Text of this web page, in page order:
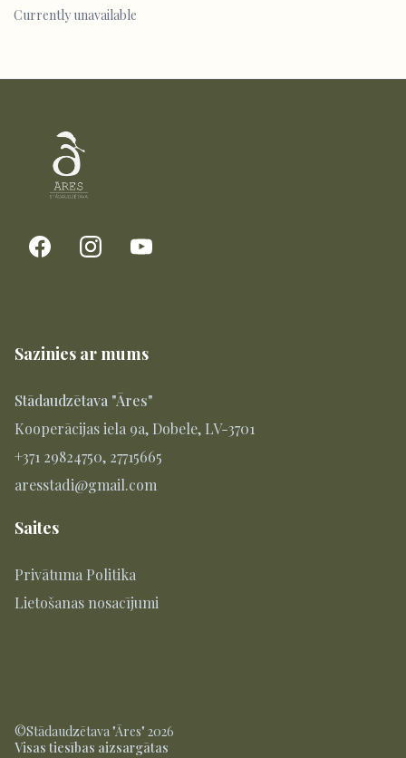
Currently unavailable
Sazinies ar mums
Stādaudzētava "Āres"
Kooperācijas iela 9a, Dobele, LV-3701
+371 29824750, 27715665
aresstadi@gmail.com
Saites
Privātuma Politika
Lietošanas nosacījumi
©Stādaudzētava "Āres" 2026
Visas tiesības aizsargātas